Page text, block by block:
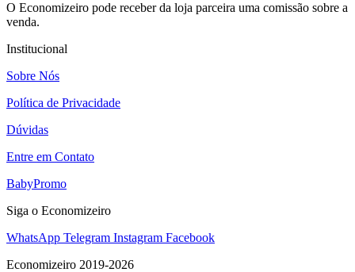
O Economizeiro pode receber da loja parceira uma comissão sobre a
venda.
Institucional
Sobre Nós
Política de Privacidade
Dúvidas
Entre em Contato
BabyPromo
Siga o Economizeiro
WhatsApp Telegram Instagram Facebook
Economizeiro 2019-2026